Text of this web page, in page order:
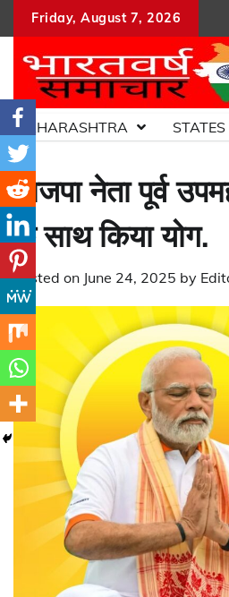
content
Friday, August 7, 2026
MAHARASHTRA STATES
भाजपा नेता पूर्व
के साथ किया योग.
Posted on June 24, 2025 by